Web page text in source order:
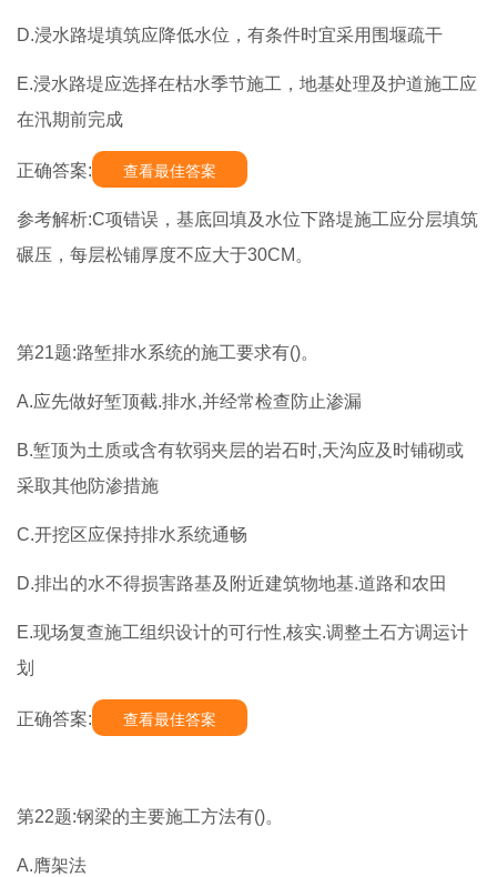
D.浸水路堤填筑应降低水位，有条件时宜采用围堰疏干
E.浸水路堤应选择在枯水季节施工，地基处理及护道施工应
在汛期前完成
正确答案: 查看最佳答案
参考解析:C项错误，基底回填及水位下路堤施工应分层填筑
碾压，每层松铺厚度不应大于30CM。
第21题:路堑排水系统的施工要求有()。
A.应先做好堑顶截.排水,并经常检查防止渗漏
B.堑顶为土质或含有软弱夹层的岩石时,天沟应及时铺砌或
采取其他防渗措施
C.开挖区应保持排水系统通畅
D.排出的水不得损害路基及附近建筑物地基.道路和农田
E.现场复查施工组织设计的可行性,核实.调整土石方调运计
划
正确答案: 查看最佳答案
第22题:钢梁的主要施工方法有()。
A.膺架法